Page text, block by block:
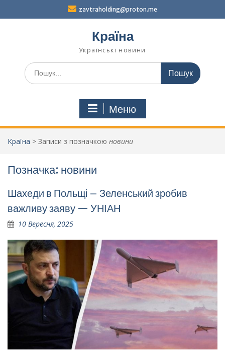
zavtraholding@proton.me
Країна
Українські новини
Шукати:
Меню
Країна > Записи з позначкою новини
Позначка: новини
Шахеди в Польщі – Зеленський зробив
важливу заяву — УНІАН
10 Вересня, 2025